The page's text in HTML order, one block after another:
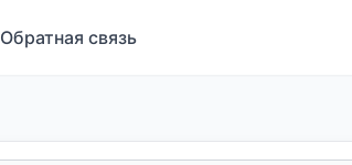
Обратная связь